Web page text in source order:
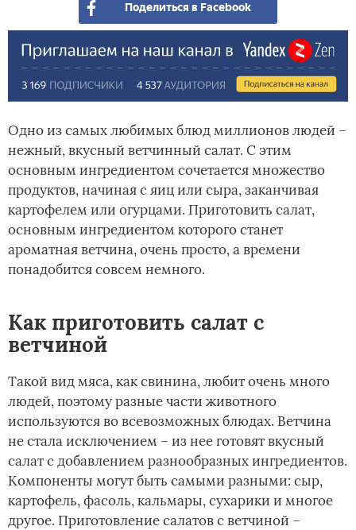
Поделиться в Facebook
Одно из самых любимых блюд миллионов людей –
нежный, вкусный ветчинный салат. С этим
основным ингредиентом сочетается множество
продуктов, начиная с яиц или сыра, заканчивая
картофелем или огурцами. Приготовить салат,
основным ингредиентом которого станет
ароматная ветчина, очень просто, а времени
понадобится совсем немного.
Как приготовить салат с
ветчиной
Такой вид мяса, как свинина, любит очень много
людей, поэтому разные части животного
используются во всевозможных блюдах. Ветчина
не стала исключением – из нее готовят вкусный
салат с добавлением разнообразных ингредиентов.
Компоненты могут быть самыми разными: сыр,
картофель, фасоль, кальмары, сухарики и многое
другое. Приготовление салатов с ветчиной –